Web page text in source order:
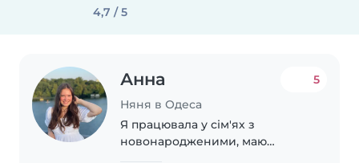
4,7 / 5
Анна
Няня в Одеса
5
Я працювала у сім'ях з
новонародженими, маю